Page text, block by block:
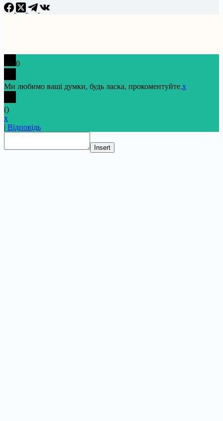
0
Ми любимо ваші думки, будь ласка, прокоментуйте.x
()
x
| Відповідь
Insert